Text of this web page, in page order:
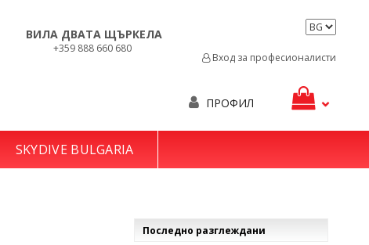
ВИЛА ДВАТА ЩЪРКЕЛА
+359 888 660 680
Вход за професионалисти
ПРОФИЛ
SKYDIVE BULGARIA
Последно разглеждани